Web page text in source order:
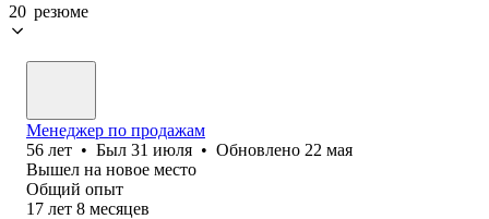
20 резюме
Менеджер по продажам
56 лет • Был 31 июля • Обновлено 22 мая
Вышел на новое место
Общий опыт
17 лет 8 месяцев